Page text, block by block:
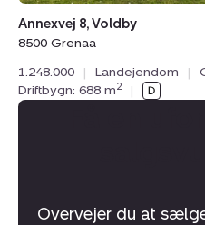
Annexvej 8, Voldby
8500 Grenaa
1.248.000
| Landejendom |
Driftbygn: 688 m2 |
Overvejer du at